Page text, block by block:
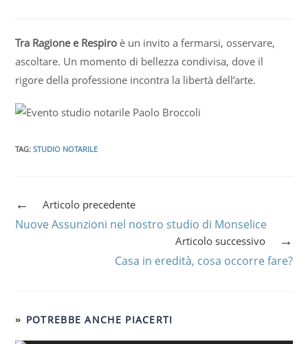
Tra Ragione e Respiro è un invito a fermarsi, osservare,
ascoltare. Un momento di bellezza condivisa, dove il
rigore della professione incontra la libertà dell’arte.
TAG:STUDIO NOTARILE
Articolo precedente
Nuove Assunzioni nel nostro studio di Monselice
Articolo successivo
Casa in eredità, cosa occorre fare?
POTREBBE ANCHE PIACERTI